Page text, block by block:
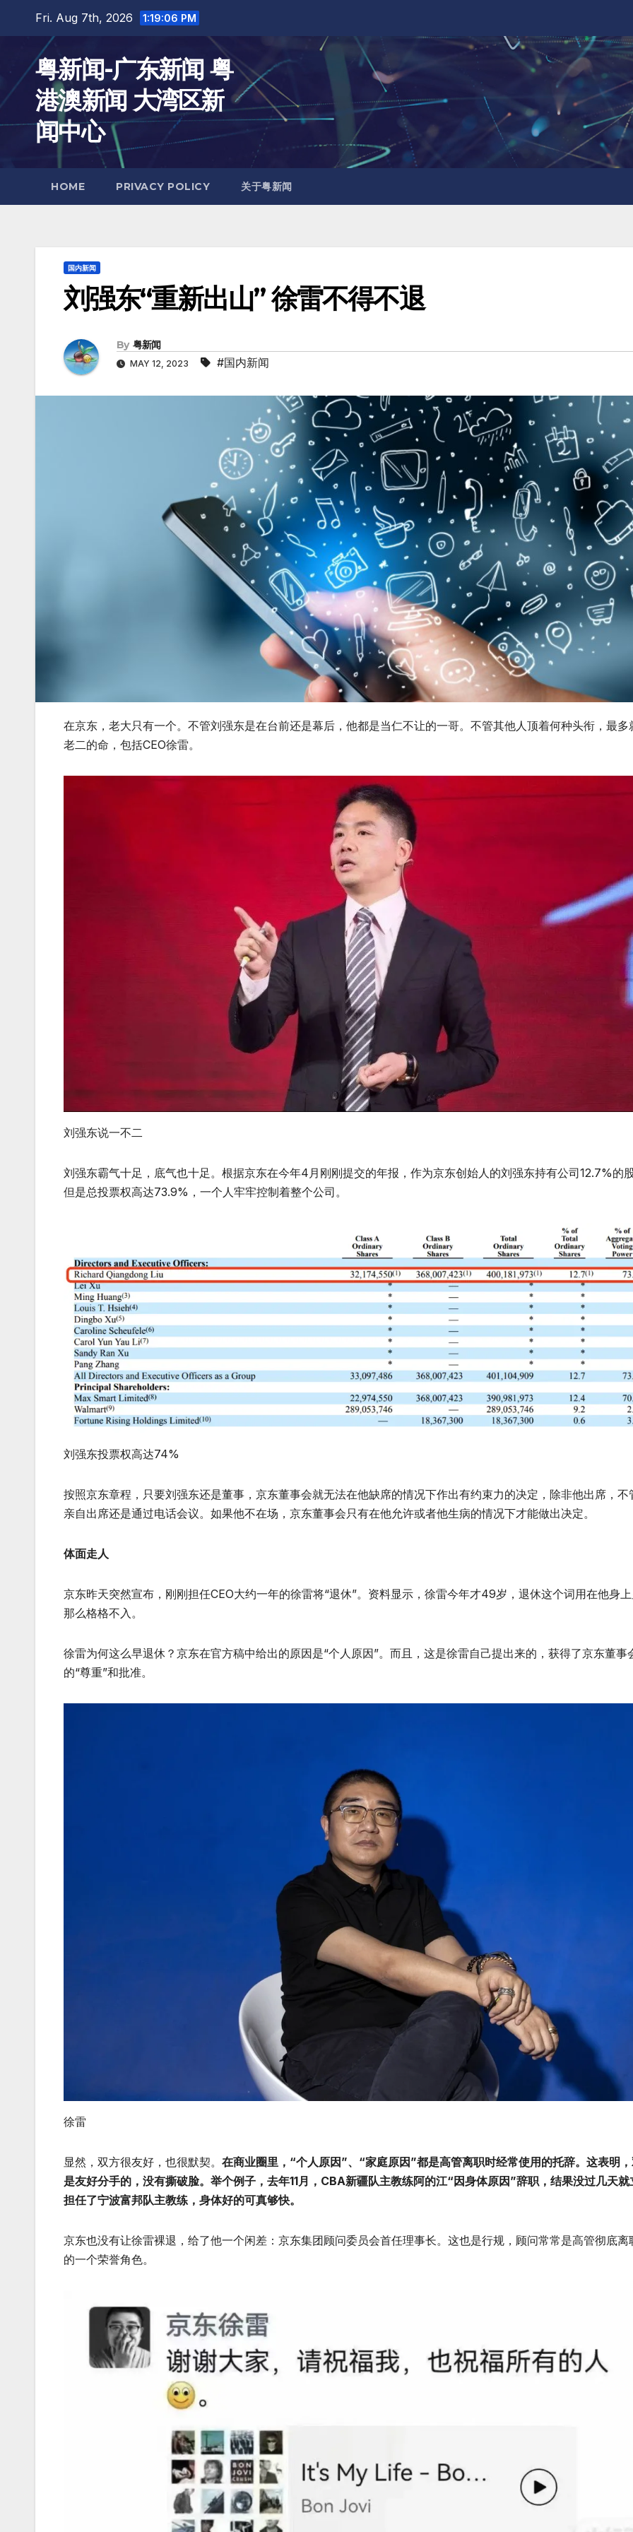
content
Fri. Aug 7th, 2026 1:19:08 PM
粤新闻-广东新闻 粤
港澳新闻 大湾区新
闻中心
HOME PRIVACY POLICY 关于粤新闻
国内新闻
刘强东“重新出山” 徐雷不得不退
By 粤新闻
MAY 12, 2023 #国内新闻
在京东，老大只有一个。不管刘强东是在台前还是幕后，他都是当仁不让的一哥。不管其他人顶着何种头衔，最多
老二的命，包括CEO徐雷。
刘强东说一不二
刘强东霸气十足，底气也十足。根据京东在今年4月刚刚提交的年报，作为京东创始人的刘强东持有公司12.7%的
但是总投票权高达73.9%，一个人牢牢控制着整个公司。
刘强东投票权高达74%
按照京东章程，只要刘强东还是董事，京东董事会就无法在他缺席的情况下作出有约束力的决定，除非他出席，不
亲自出席还是通过电话会议。如果他不在场，京东董事会只有在他允许或者他生病的情况下才能做出决定。
体面走人
京东昨天突然宣布，刚刚担任CEO大约一年的徐雷将“退休”。资料显示，徐雷今年才49岁，退休这个词用在他身
那么格格不入。
徐雷为何这么早退休？京东在官方稿中给出的原因是“个人原因”。而且，这是徐雷自己提出来的，获得了京东董事
的“尊重”和批准。
徐雷
显然，双方很友好，也很默契。 在商业圈里，“个人原因”、“家庭原因”都是高管离职时经常使用的托辞。这表明
是友好分手的，没有撕破脸。举个例子，去年11月，CBA新疆队主教练阿的江“因身体原因”辞职，结果没过几天就
担任了宁波富邦队主教练，身体好的可真够快。
京东也没有让徐雷裸退，给了他一个闲差：京东集团顾问委员会首任理事长。这也是行规，顾问常常是高管彻底离
的一个荣誉角色。